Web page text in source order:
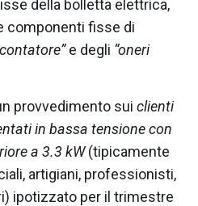
della bolletta elettrica,
componenti fisse di
e degli “oneri
provvedimento sui clienti
in bassa tensione con
a 3.3 kW(tipicamente
artigiani, professionisti,
ipotizzato per il trimestre